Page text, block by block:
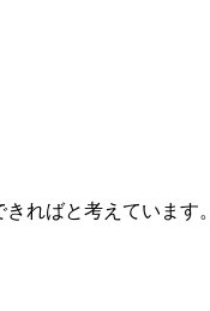
ればと考えています。